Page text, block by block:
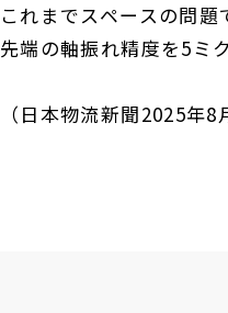
これまでスペースの問
先端の軸振れ精度を5ミ
（日本物流新聞2025年8